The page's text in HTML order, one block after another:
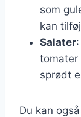
som
kan
Salater
tomater
sprødt
Du kan